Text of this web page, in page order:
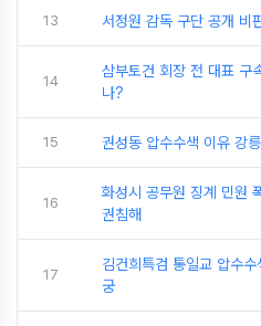
13 서정원 감독 구단 공개 비
14
삼부토건 회장 전 대표 구
나?
15 권성동 압수수색 이유 강
16
화성시 공무원 징계 민원
권침해
17
김건희특검 통일교 압수
궁